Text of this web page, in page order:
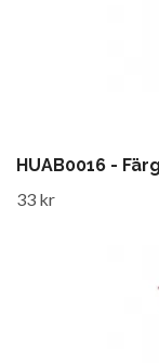
HUAB0016 -
33 kr